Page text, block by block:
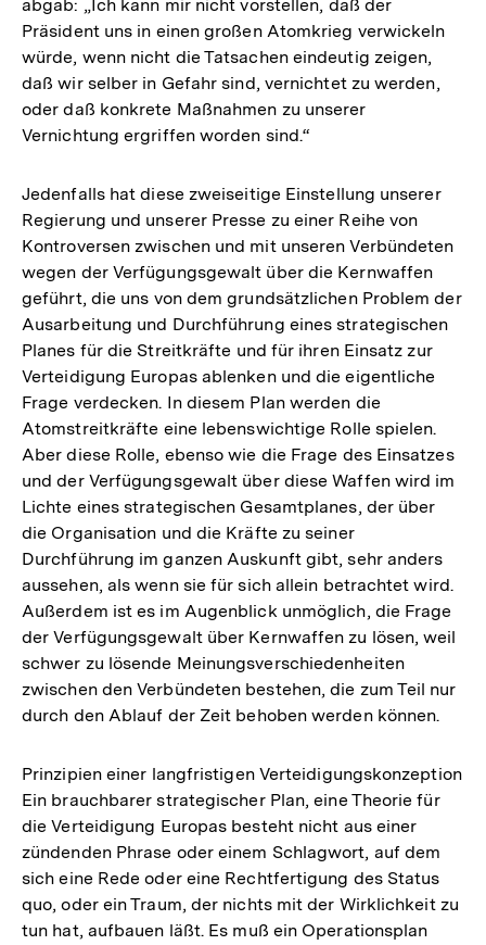
abgab: „Ich kann mir nicht vorstellen, daß der
Präsident uns in einen großen Atomkrieg verwickeln
würde, wenn nicht die Tatsachen eindeutig zeigen,
daß wir selber in Gefahr sind, vernichtet zu werden,
oder daß konkrete Maßnahmen zu unserer
Vernichtung ergriffen worden sind.“
Jedenfalls hat diese zweiseitige Einstellung unserer
Regierung und unserer Presse zu einer Reihe von
Kontroversen zwischen und mit unseren Verbündeten
wegen der Verfügungsgewalt über die Kernwaffen
geführt, die uns von dem grundsätzlichen Problem der
Ausarbeitung und Durchführung eines strategischen
Planes für die Streitkräfte und für ihren Einsatz zur
Verteidigung Europas ablenken und die eigentliche
Frage verdecken. In diesem Plan werden die
Atomstreitkräfte eine lebenswichtige Rolle spielen.
Aber diese Rolle, ebenso wie die Frage des Einsatzes
und der Verfügungsgewalt über diese Waffen wird im
Lichte eines strategischen Gesamtplanes, der über
die Organisation und die Kräfte zu seiner
Durchführung im ganzen Auskunft gibt, sehr anders
aussehen, als wenn sie für sich allein betrachtet wird.
Außerdem ist es im Augenblick unmöglich, die Frage
der Verfügungsgewalt über Kernwaffen zu lösen, weil
schwer zu lösende Meinungsverschiedenheiten
zwischen den Verbündeten bestehen, die zum Teil nur
durch den Ablauf der Zeit behoben werden können.
Prinzipien einer langfristigen Verteidigungskonzeption
Ein brauchbarer strategischer Plan, eine Theorie für
die Verteidigung Europas besteht nicht aus einer
zündenden Phrase oder einem Schlagwort, auf dem
sich eine Rede oder eine Rechtfertigung des Status
quo, oder ein Traum, der nichts mit der Wirklichkeit zu
tun hat, aufbauen läßt. Es muß ein Operationsplan